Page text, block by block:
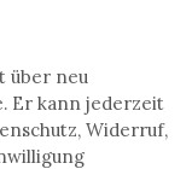
über neu
Er kann jederzeit
Widerruf,